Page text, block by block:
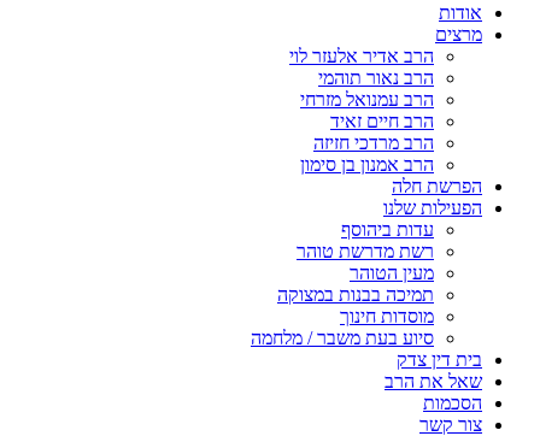
אודות
מרצים
הרב אדיר אלעזר לוי
הרב נאור תוהמי
הרב עמנואל מזרחי
הרב חיים זאיד
הרב מרדכי חזיזה
הרב אמנון בן סימון
הפרשת חלה
הפעילות שלנו
עדות ביהוסף
רשת מדרשת טוהר
מעין הטוהר
תמיכה בבנות במצוקה
מוסדות חינוך
סיוע בעת משבר / מלחמה
בית דין צדק
שאל את הרב
הסכמות
צור קשר